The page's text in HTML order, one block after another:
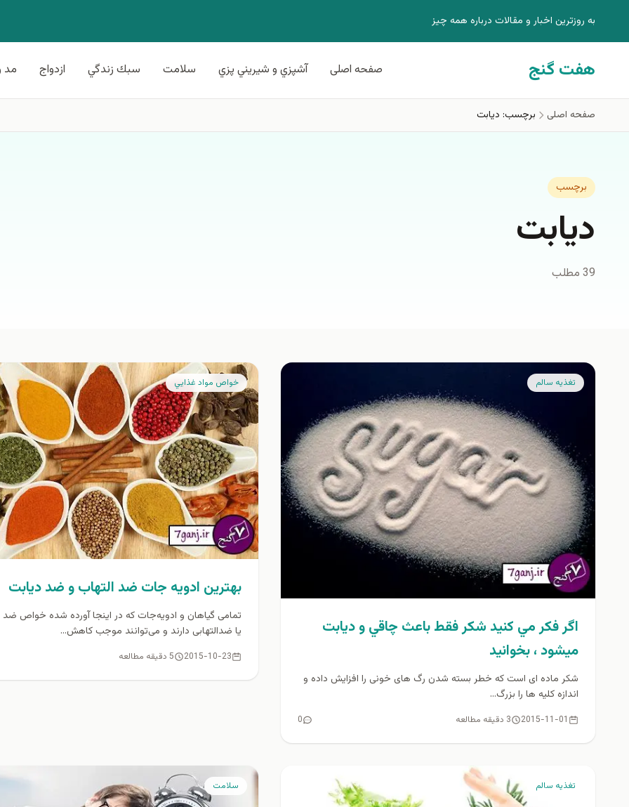
به روزترين اخبار و مقالات درباره همه چيز
هفت گنج صفحه اصلی آشپزي و شيريني پزي سلامت سبك زندگي ازدواج مد
صفحه اصلی برچسب: ديابت
برچسب
ديابت
39 مطلب
تغذيه سالم
اگر فكر مي كنيد شكر فقط باعث چاقي و ديابت
ميشود ، بخوانيد
شکر ماده ای است كه خطر بسته شدن رگ های خونی را افزایش داده و
اندازه کلیه ها را بزرگ...
2015-11-01 3 دقیقه مطالعه 0
خواص مواد غذايي
بهترين ادويه جات ضد التهاب و ضد ديابت
تمامی گیاهان و ادویه‌جات که در اینجا آورده شده خواص ضد
یا ضدالتهابی دارند و می‌توانند موجب کاهش...
2015-10-23 5 دقیقه مطالعه
تغذيه سالم سلامت